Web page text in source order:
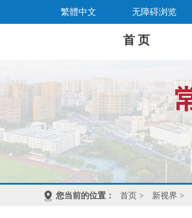
繁體中文 无障碍浏览
首 页
您当前的位置： 首页 > 新视界 >